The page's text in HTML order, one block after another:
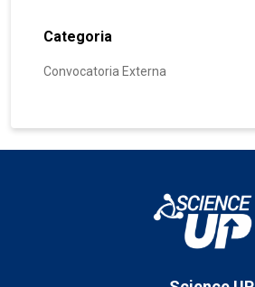
Categoria
Convocatoria Externa